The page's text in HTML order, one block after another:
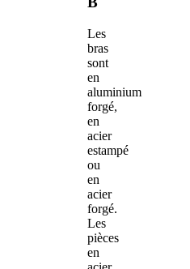
Les
bras
sont
en
aluminium
forgé,
en
acier
estampé
ou
en
acier
forgé.
Les
pièces
en